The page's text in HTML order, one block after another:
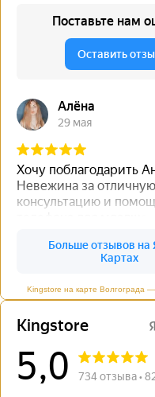
Kingstore на карте Волгограда